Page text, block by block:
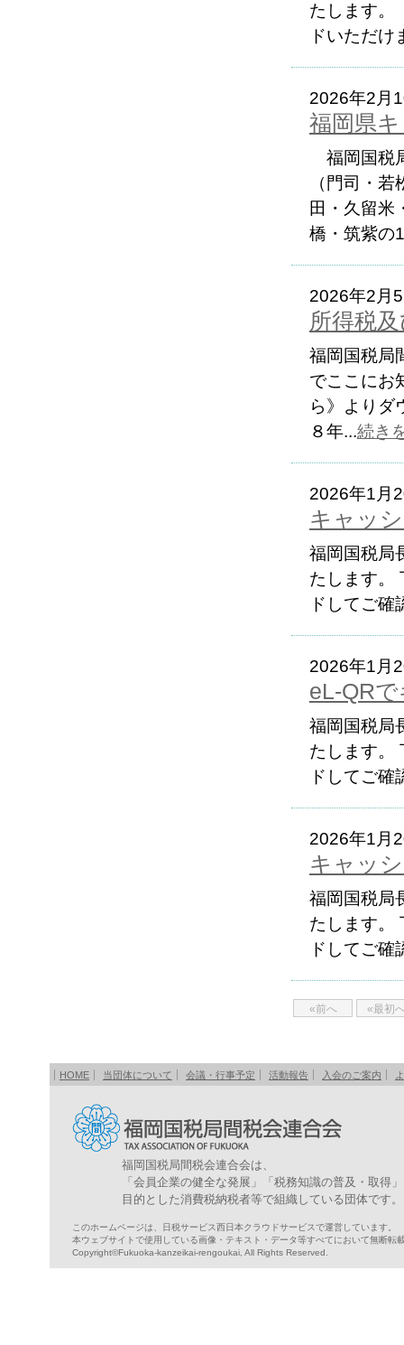
たします。
ドいただ
2026年2月
福岡県
福岡国税
（門司・
田・久留米
橋・筑紫の
2026年2月
所得税
福岡国税局
でここにお
ら》より
８年...続き
2026年1月
キャッ
福岡国税局
たします。
ドしてご
2026年1月
eL-QR
福岡国税局
たします。
ドしてご
2026年1月
キャッ
福岡国税局
たします。
ドしてご
«前へ «最初
HOME 当団体について 会議・行事予定 活動報告 入会のご案内
福岡国税局間税会連合会は、
「会員企業の健全な発展」「税務知識の普及・取得
目的とした消費税納税者等で組織している団体です。
このホームページは、日税サービス西日本クラウドサービスで運営しています。
本ウェブサイトで使用している画像・テキスト・データ等すべてにおいて無断転
Copyright©Fukuoka-kanzeikai-rengoukai, All Rights Reserved.